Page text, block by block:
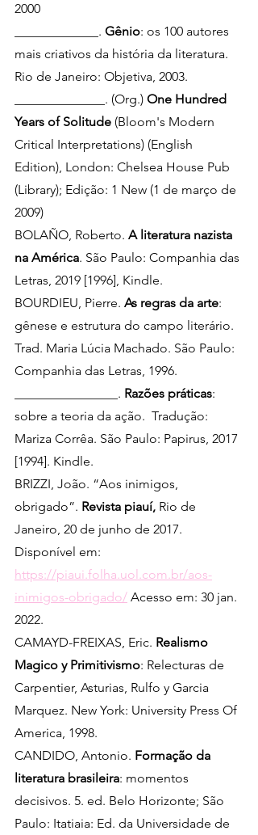
2000
_____________. Gênio: os 100 autores
mais criativos da história da literatura.
Rio de Janeiro: Objetiva, 2003.
______________. (Org.) One Hundred
Years of Solitude (Bloom's Modern
Critical Interpretations) (English
Edition), London: Chelsea House Pub
(Library); Edição: 1 New (1 de março de
2009)
BOLAÑO, Roberto. A literatura nazista
na América. São Paulo: Companhia das
Letras, 2019 [1996], Kindle.
BOURDIEU, Pierre. As regras da arte:
gênese e estrutura do campo literário.
Trad. Maria Lúcia Machado. São Paulo:
Companhia das Letras, 1996.
________________. Razões práticas:
sobre a teoria da ação.  Tradução:
Mariza Corrêa. São Paulo: Papirus, 2017
[1994]. Kindle.
BRIZZI, João. “Aos inimigos,
obrigado”. Revista piauí, Rio de
Janeiro, 20 de junho de 2017.
Disponível em:
https://piaui.folha.uol.com.br/aos-
inimigos-obrigado/ Acesso em: 30 jan.
2022.
CAMAYD-FREIXAS, Eric. Realismo
Magico y Primitivismo: Relecturas de
Carpentier, Asturias, Rulfo y Garcia
Marquez. New York: University Press Of
America, 1998.
CANDIDO, Antonio. Formação da
literatura brasileira: momentos
decisivos. 5. ed. Belo Horizonte; São
Paulo: Itatiaia: Ed. da Universidade de